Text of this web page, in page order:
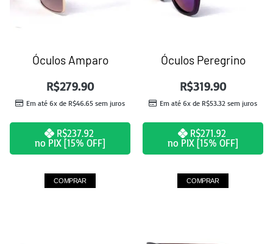
Óculos Amparo
R$279.90
Em até 6x de R$46.65 sem juros
R$237.92
no PIX [15% OFF]
COMPRAR
Óculos Peregrino
R$319.90
Em até 6x de R$53.32 sem juros
R$271.92
no PIX [15% OFF]
COMPRAR